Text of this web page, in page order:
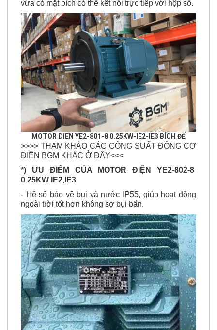
MOTOR DIEN YE2-801-8 0.25KW-IE2-IE3 BÍCH ĐẾ
>>>> THAM KHẢO CÁC CÔNG SUẤT ĐỘNG CƠ
ĐIỆN BGM KHÁC Ở ĐÂY<<<
*) ƯU ĐIỂM CỦA
MOTOR ĐIỆN YE2-802-8
0.25KW IE2,IE3
- Hệ số bảo vệ bụi và nước IP55, giúp hoạt động
ngoài trời tốt hơn không sợ bụi bẩn.